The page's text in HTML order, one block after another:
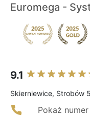
Euromega -
9.1
Skierniewice, Strobów
Pokaż